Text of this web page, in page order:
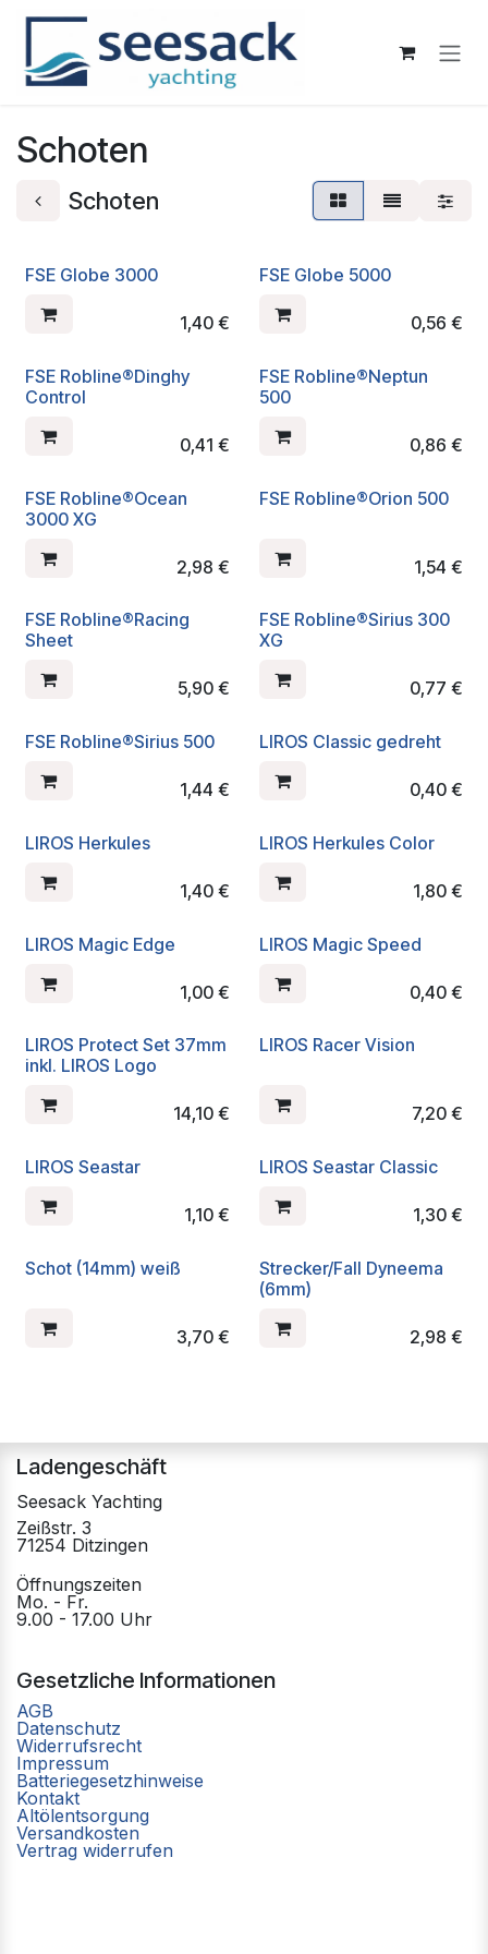
Zum Inhalt springen
Schoten
Schoten
FSE Globe 3000
1,40€
FSE Globe 5000
0,56 €
FSE Robline®Dinghy
Control
0,41 €
FSE Robline®Neptun
500
0,86 €
FSE Robline®Ocean
3000 XG
2,98 €
FSE Robline®Orion 500
1,54 €
FSE Robline®Racing
Sheet
5,90€
FSE Robline®Sirius 300
XG
0,77 €
FSE Robline®Sirius 500
1,44 €
LIROS Classic gedreht
0,40 €
LIROS Herkules
1,40€
LIROS Herkules Color
1,80 €
LIROS Magic Edge
1,00€
LIROS Magic Speed
0,40 €
LIROS Protect Set 37mm
inkl. LIROS Logo
14,10€
LIROS Racer Vision
7,20 €
LIROS Seastar
1,10€
LIROS Seastar Classic
1,30 €
Schot (14mm) weiß
3,70€
Strecker/Fall Dyneema
(6mm)
2,98 €
Ladengeschäft
Seesack Yachting
Zeißstr. 3
71254 Ditzingen
Öffnungszeiten
Mo. - Fr.
9.00 - 17.00 Uhr
Gesetzliche Informationen
AGB
Datenschutz
Widerrufsrecht
Impressum
Batteriegesetzhinweise
Kontakt
Altölentsorgung
Versandkosten
Vertrag widerrufen